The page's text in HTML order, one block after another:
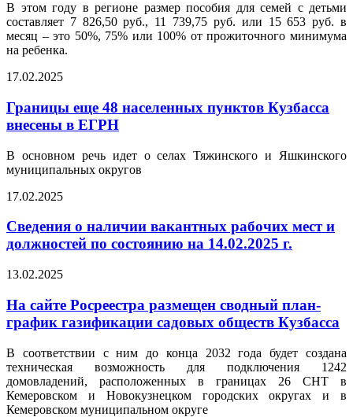
В этом году в регионе размер пособия для семей с детьми
составляет 7 826,50 руб., 11 739,75 руб. или 15 653 руб. в
месяц – это 50%, 75% или 100% от прожиточного минимума
на ребенка.
17.02.2025
Границы еще 48 населенных пунктов Кузбасса
внесены в ЕГРН
В основном речь идет о селах Тяжинского и Яшкинского
муниципальных округов
17.02.2025
Сведения о наличии вакантных рабочих мест и
должностей по состоянию на 14.02.2025 г.
13.02.2025
На сайте Росреестра размещен сводный план-
график газификации садовых обществ Кузбасса
В соответствии с ним до конца 2032 года будет создана
техническая возможность для подключения 1242
домовладений, расположенных в границах 26 СНТ в
Кемеровском и Новокузнецком городских округах и в
Кемеровском муниципальном округе